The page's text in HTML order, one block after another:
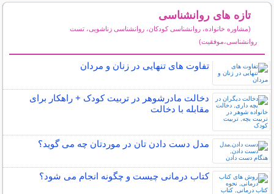
تازه های روانشناسی
(مشاوره خانواده، روانشناسی کودکان، روانشناسی زناشویی، تست
روانشناسی،موفقیت)
تفاوت های تنهایی در زنان و مردان
دخالت مادرشوهر در تربیت کودک + راهکار برای
مقابله با دخالت
مدل دست دادن تان در موردتان چه می گوید؟
کتاب درمانی چیست و چگونه انجام می شود؟